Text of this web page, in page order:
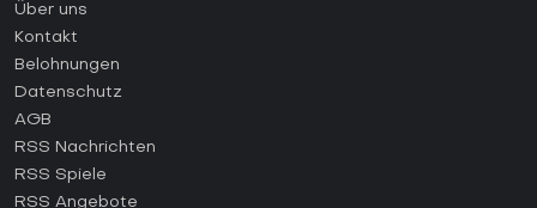
Anleitungen
Wie aktiviert man einen Steam CD Key?
Wie aktiviert man einen Epic Games CD Key?
Wie aktiviert man einen GOG CD Key?
Wie aktiviert man einen Ubisoft Connect CD Key?
Wie aktiviert man einen EA App CD Key?
Über uns
Kontakt
Belohnungen
Datenschutz
AGB
RSS Nachrichten
RSS Spiele
RSS Angebote